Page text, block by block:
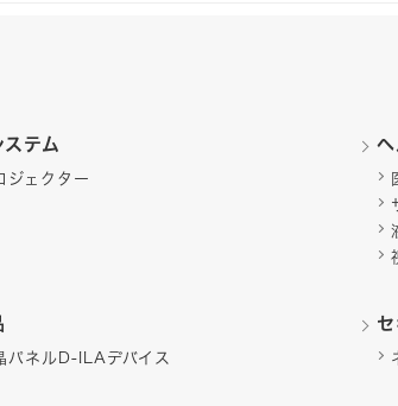
ステム
ジェクター
パネルD-ILAデバイス